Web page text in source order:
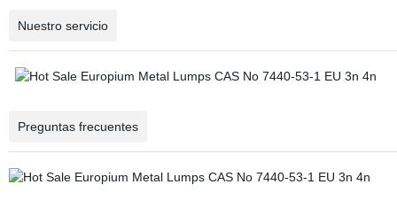
Nuestro servicio
Preguntas frecuentes